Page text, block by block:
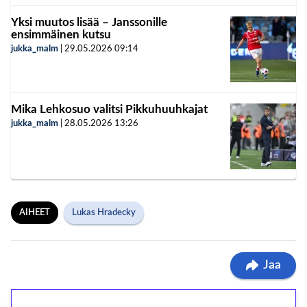
Yksi muutos lisää – Janssonille
ensimmäinen kutsu
jukka_malm 29.05.2026 09:14
Mika Lehkosuo valitsi Pikkuhuuhkajat
jukka_malm 28.05.2026 13:26
AIHEET Lukas Hradecky
Jaa